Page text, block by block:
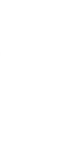
i Mina Favoriter